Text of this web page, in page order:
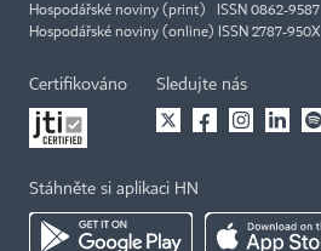
Hospodářské noviny (print) ISSN 0862-9587
Hospodářské noviny (online) ISSN 2787-950X
Certifikováno Sledujte nás
Stáhněte si aplikaci HN